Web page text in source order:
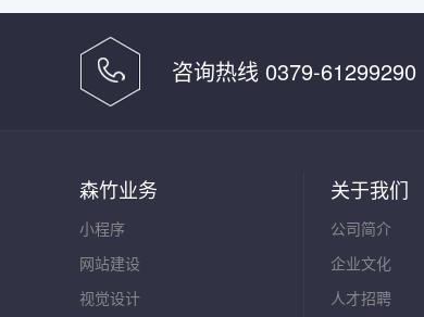
咨询热线 0379-61299290
森竹业务
小程序
网站建设
视觉设计
关于我们
公司简介
企业文化
人才招聘